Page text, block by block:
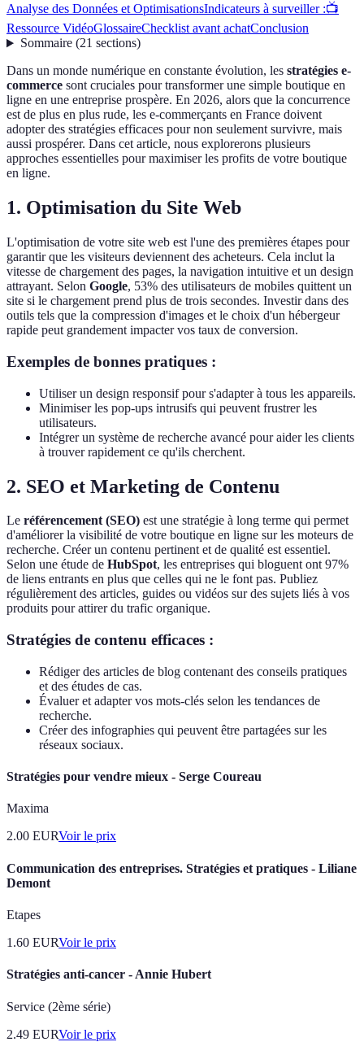
Analyse des Données et OptimisationsIndicateurs à surveiller :📺
Ressource VidéoGlossaireChecklist avant achatConclusion
Sommaire(21 sections)
Dans un monde numérique en constante évolution, les stratégies e-
commerce sont cruciales pour transformer une simple boutique en
ligne en une entreprise prospère. En 2026, alors que la concurrence
est de plus en plus rude, les e-commerçants en France doivent
adopter des stratégies efficaces pour non seulement survivre, mais
aussi prospérer. Dans cet article, nous explorerons plusieurs
approches essentielles pour maximiser les profits de votre boutique
en ligne.
1. Optimisation du Site Web
L'optimisation de votre site web est l'une des premières étapes pour
garantir que les visiteurs deviennent des acheteurs. Cela inclut la
vitesse de chargement des pages, la navigation intuitive et un design
attrayant. Selon Google, 53% des utilisateurs de mobiles quittent un
site si le chargement prend plus de trois secondes. Investir dans des
outils tels que la compression d'images et le choix d'un hébergeur
rapide peut grandement impacter vos taux de conversion.
Exemples de bonnes pratiques :
Utiliser un design responsif pour s'adapter à tous les appareils.
Minimiser les pop-ups intrusifs qui peuvent frustrer les
utilisateurs.
Intégrer un système de recherche avancé pour aider les clients
à trouver rapidement ce qu'ils cherchent.
2. SEO et Marketing de Contenu
Le référencement (SEO) est une stratégie à long terme qui permet
d'améliorer la visibilité de votre boutique en ligne sur les moteurs de
recherche. Créer un contenu pertinent et de qualité est essentiel.
Selon une étude de HubSpot, les entreprises qui bloguent ont 97%
de liens entrants en plus que celles qui ne le font pas. Publiez
régulièrement des articles, guides ou vidéos sur des sujets liés à vos
produits pour attirer du trafic organique.
Stratégies de contenu efficaces :
Rédiger des articles de blog contenant des conseils pratiques
et des études de cas.
Évaluer et adapter vos mots-clés selon les tendances de
recherche.
Créer des infographies qui peuvent être partagées sur les
réseaux sociaux.
Stratégies pour vendre mieux - Serge Coureau
Maxima
2.00 EURVoir le prix
Communication des entreprises. Stratégies et pratiques - Liliane
Demont
Etapes
1.60 EURVoir le prix
Stratégies anti-cancer - Annie Hubert
Service (2ème série)
2.49 EURVoir le prix